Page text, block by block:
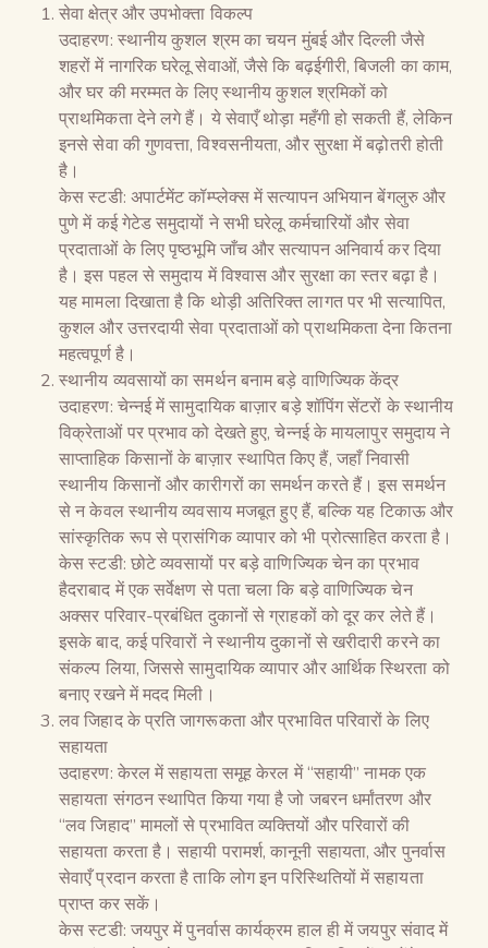
सेवा क्षेत्र और उपभोक्ता विकल्प
उदाहरण: स्थानीय कुशल श्रम का चयन मुंबई और दिल्ली जैसे
शहरों में नागरिक घरेलू सेवाओं, जैसे कि बढ़ईगीरी, बिजली का काम,
और घर की मरम्मत के लिए स्थानीय कुशल श्रमिकों को
प्राथमिकता देने लगे हैं। ये सेवाएँ थोड़ा महँगी हो सकती हैं, लेकिन
इनसे सेवा की गुणवत्ता, विश्वसनीयता, और सुरक्षा में बढ़ोतरी होती
है।
केस स्टडी: अपार्टमेंट कॉम्प्लेक्स में सत्यापन अभियान बेंगलुरु और
पुणे में कई गेटेड समुदायों ने सभी घरेलू कर्मचारियों और सेवा
प्रदाताओं के लिए पृष्ठभूमि जाँच और सत्यापन अनिवार्य कर दिया
है। इस पहल से समुदाय में विश्वास और सुरक्षा का स्तर बढ़ा है।
यह मामला दिखाता है कि थोड़ी अतिरिक्त लागत पर भी सत्यापित,
कुशल और उत्तरदायी सेवा प्रदाताओं को प्राथमिकता देना कितना
महत्वपूर्ण है।
स्थानीय व्यवसायों का समर्थन बनाम बड़े वाणिज्यिक केंद्र
उदाहरण: चेन्नई में सामुदायिक बाज़ार बड़े शॉपिंग सेंटरों के स्थानीय
विक्रेताओं पर प्रभाव को देखते हुए, चेन्नई के मायलापुर समुदाय ने
साप्ताहिक किसानों के बाज़ार स्थापित किए हैं, जहाँ निवासी
स्थानीय किसानों और कारीगरों का समर्थन करते हैं। इस समर्थन
से न केवल स्थानीय व्यवसाय मजबूत हुए हैं, बल्कि यह टिकाऊ और
सांस्कृतिक रूप से प्रासंगिक व्यापार को भी प्रोत्साहित करता है।
केस स्टडी: छोटे व्यवसायों पर बड़े वाणिज्यिक चेन का प्रभाव
हैदराबाद में एक सर्वेक्षण से पता चला कि बड़े वाणिज्यिक चेन
अक्सर परिवार-प्रबंधित दुकानों से ग्राहकों को दूर कर लेते हैं।
इसके बाद, कई परिवारों ने स्थानीय दुकानों से खरीदारी करने का
संकल्प लिया, जिससे सामुदायिक व्यापार और आर्थिक स्थिरता को
बनाए रखने में मदद मिली।
लव जिहाद के प्रति जागरूकता और प्रभावित परिवारों के लिए
सहायता
उदाहरण: केरल में सहायता समूह केरल में “सहायी” नामक एक
सहायता संगठन स्थापित किया गया है जो जबरन धर्मांतरण और
“लव जिहाद” मामलों से प्रभावित व्यक्तियों और परिवारों की
सहायता करता है। सहायी परामर्श, कानूनी सहायता, और पुनर्वास
सेवाएँ प्रदान करता है ताकि लोग इन परिस्थितियों में सहायता
प्राप्त कर सकें।
केस स्टडी: जयपुर में पुनर्वास कार्यक्रम हाल ही में जयपुर संवाद में